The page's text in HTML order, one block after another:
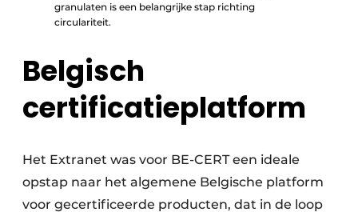
granulaten is een belangrijke stap richting
circulariteit.
Belgisch
certificatieplatform
Het Extranet was voor BE-CERT een ideale
opstap naar het algemene Belgische platform
voor gecertificeerde producten, dat in de loop